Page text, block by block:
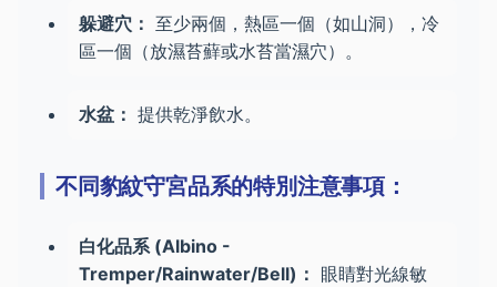
躲避穴： 至少兩個，熱區一個（如山洞），冷
區一個（放濕苔蘚或水苔當濕穴）。
水盆： 提供乾淨飲水。
不同豹紋守宮品系的特別注意事項：
白化品系 (Albino -
Tremper/Rainwater/Bell)： 眼睛對光線敏